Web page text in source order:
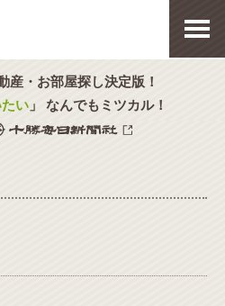
産・お部屋探し決定版！
い」 なんでもミツカル！